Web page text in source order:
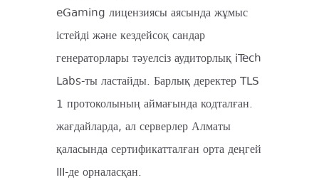
eGaming лицензиясы аясында жұмыс
істейді және кездейсоқ сандар
генераторлары тәуелсіз аудиторлық iTech
Labs-ты ластайды. Барлық деректер TLS
1 протоколының аймағында кодталған.
жағдайларда, ал серверлер Алматы
қаласында сертификатталған орта деңгей
III-де орналасқан.